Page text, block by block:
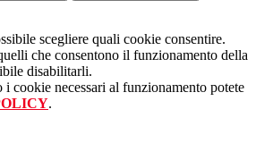
scegliere quali cookie consentire.
che consentono il funzionamento della
disabilitarli.
i cookie necessari al funzionamento potete
.